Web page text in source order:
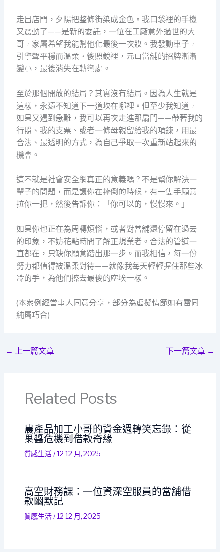
走出店門，夕陽把整條街染成金色。我口袋裡的手機
又震動了——是新的委託，一位在工廠意外過世的大
哥，家屬希望我能幫他化最後一次妝。我發動車子，
引擎聲平穩而溫柔。後照鏡裡，元山當舖的招牌漸漸
變小，最後消失在轉彎處。
至於那個開放的結局？其實沒有結局。因為人生就是
這樣，永遠不知道下一道坎在哪裡。但至少我知道，
如果又遇到急難，我可以再次走進那扇門——帶著我的
行照、我的支票、或者一條母親留給我的項鍊，用最
合法、最透明的方式，為自己爭取一次重新站起來的
機會。
這不就是社會安全網真正的意義嗎？不是幫你解決一
輩子的問題，而是讓你在摔倒的時候，有一隻手願意
拉你一把，然後告訴你：「你可以的，慢慢來。」
如果你也正在為周轉煩惱，或者對當舖還停留在過去
的印象，不妨花點時間了解正規業者。合法的管道一
直都在，只缺你願意踏出那一步。而我相信，每一份
努力都值得被溫柔對待——就像我每天輕輕握住那些冰
冷的手，為他們擦去最後的塵埃一樣。
(本案例經當事人同意分享，部分為虛擬情節如有雷同
純屬巧合)
← 上一篇文章 下一篇文章 →
Related Posts
農產品加工小哥的資金週轉笑忘錄：從
果醬危機到借款奇緣
質感生活/12 12 月, 2025
高空財務課：一位資深空服員的當舖借
款幽默記
質感生活/12 12 月, 2025